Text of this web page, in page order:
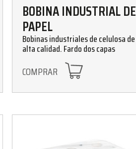
BOBINA INDUSTRIAL DE
PAPEL
Bobinas industriales de celulosa de
alta calidad. Fardo dos capas
COMPRAR